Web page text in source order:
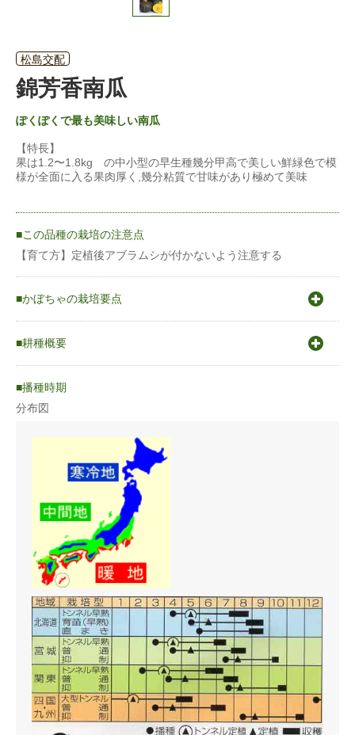
松島交配
錦芳香南瓜
ぽくぽくで最も美味しい南瓜
【特長】
果は1.2〜1.8kg の中小型の早生種幾分甲高で美しい鮮緑色で模
様が全面に入る果肉厚く,幾分粘質で甘味があり極めて美味
この品種の栽培の注意点
【育て方】定植後アブラムシが付かないよう注意する
かぼちゃの栽培要点
高原地帯、ニホンカボチャはメキシコ南部から南米北部、ペポカ
ボチャはメキシコ北部と北米と言われている。〇発芽適温25〜
30℃〇生育適温日本系 17〜20℃(max35℃） 西洋系17〜20℃
（max23℃）〇涼しい気候を好む。〇南瓜は大きく3分類できま
す。ちりめん南瓜などで比較的暑さに強い日本種。栗かぼちゃな
どなど一般的な西洋種。ズッキーニに代表されるペポ種に分けら
〇連作可能また種からの栽培も簡単で家庭菜園にも向きます。
耕種概要
蒔き方
270
1条
株間（cm） 75
1a当たり株数 50株
1m²当たり株数
1a当たり播種量 70ml
1m²当たり播種量 0.7ml
播種時期
分布図